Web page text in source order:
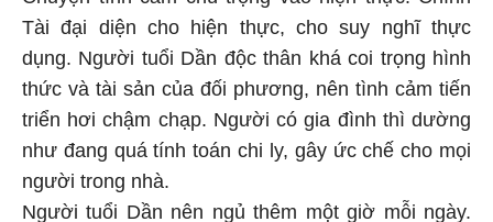
Tài đại diện cho hiện thực, cho suy nghĩ thực
dụng. Người tuổi Dần độc thân khá coi trọng hình
thức và tài sản của đối phương, nên tình cảm tiến
triển hơi chậm chạp. Người có gia đình thì dường
như đang quá tính toán chi ly, gây ức chế cho mọi
người trong nhà.
Người tuổi Dần nên ngủ thêm một giờ mỗi ngày.